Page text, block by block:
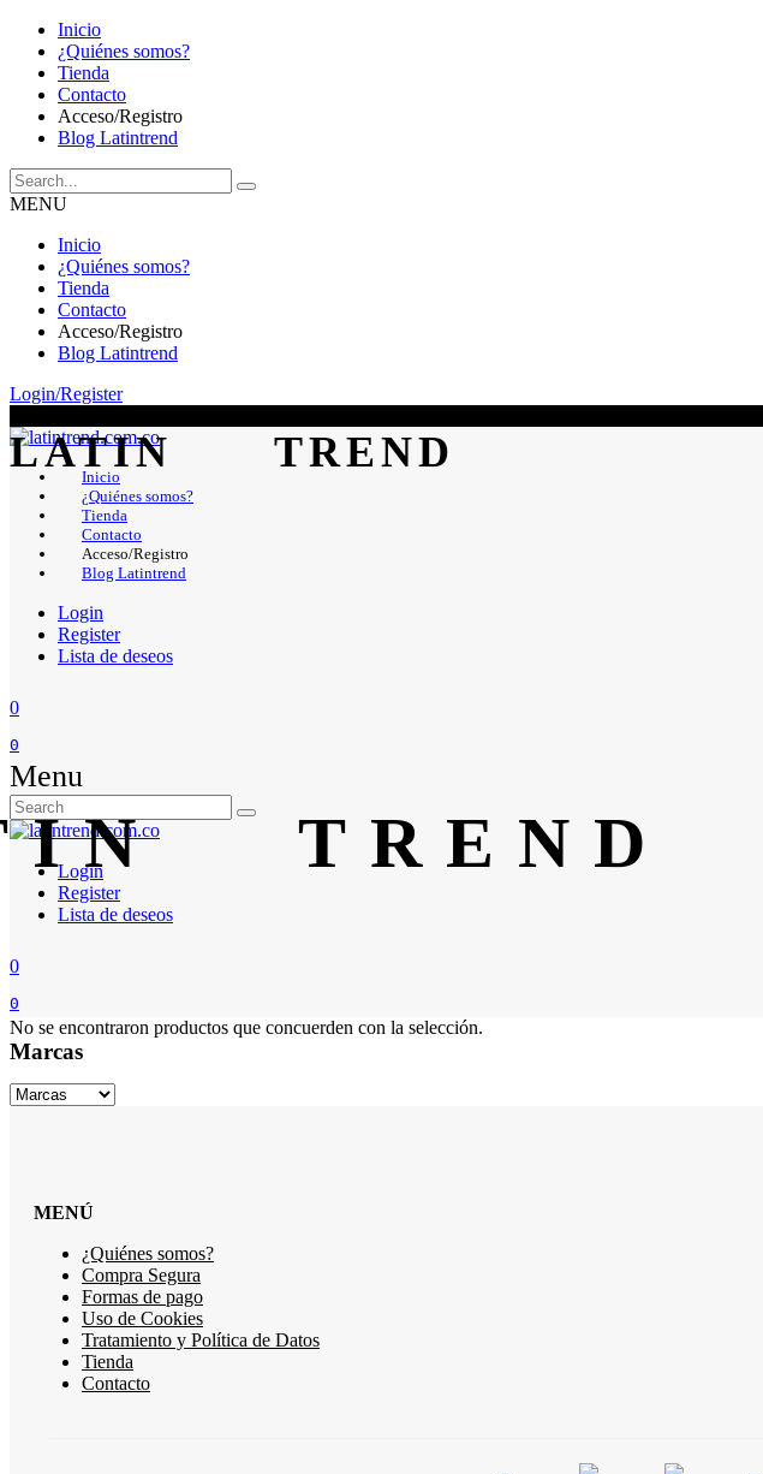
Inicio
¿Quiénes somos?
Tienda
Contacto
Acceso/Registro
Blog Latintrend
MENU
Inicio
¿Quiénes somos?
Tienda
Contacto
Acceso/Registro
Blog Latintrend
Login/Register
Inicio
¿Quiénes somos?
Tienda
Contacto
Acceso/Registro
Blog Latintrend
Login
Register
Lista de deseos
0
0
Menu
Login
Register
Lista de deseos
0
0
No se encontraron productos que concuerden con la selección.
Marcas
MENÚ
¿Quiénes somos?
Compra Segura
Formas de pago
Uso de Cookies
Tratamiento y Política de Datos
Tienda
Contacto